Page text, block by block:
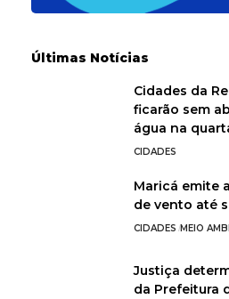
Últimas Notícias
Cidades da
ficarão sem
água na
CIDADES
Maricá emite
de vento até
CIDADES MEIO
Justiça
da Prefeitura